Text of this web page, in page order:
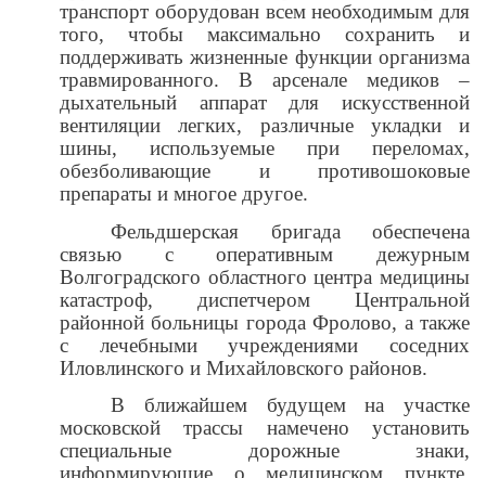
транспорт оборудован всем необходимым для
того, чтобы максимально сохранить и
поддерживать жизненные функции организма
травмированного. В арсенале медиков –
дыхательный аппарат для искусственной
вентиляции легких, различные укладки и
шины, используемые при переломах,
обезболивающие и противошоковые
препараты и многое другое.
Фельдшерская бригада обеспечена
связью с оперативным дежурным
Волгоградского областного центра медицины
катастроф, диспетчером Центральной
районной больницы города Фролово, а также
с лечебными учреждениями соседних
Иловлинского и Михайловского районов.
В ближайшем будущем на участке
московской трассы намечено установить
специальные дорожные знаки,
информирующие о медицинском пункте.